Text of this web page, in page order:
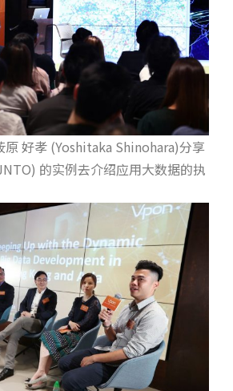
好孝 (Yoshitaka Shinohara)分享
的实例去介绍应用大数据的执